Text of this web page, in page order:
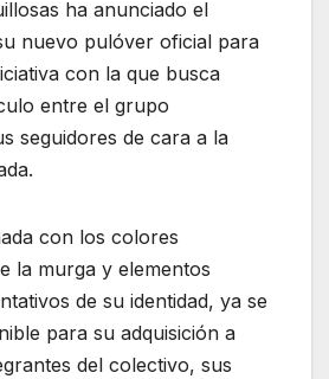
ha anunciado el
nuevo pulóver oficial para
con la que busca
entre el grupo
seguidores de cara a la
con los colores
la murga y elementos
de su identidad, ya se
para su adquisición a
del colectivo, sus